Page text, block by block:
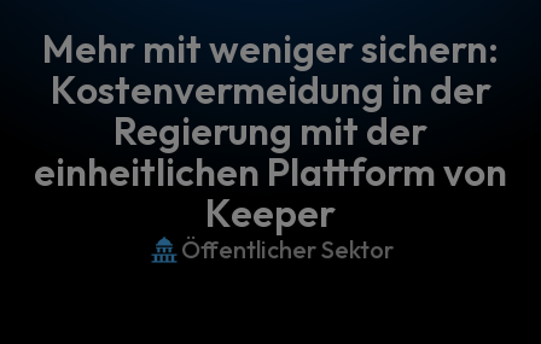
Mehr mit weniger sichern:
Kostenvermeidung in der
Regierung mit der
einheitlichen Plattform von
Keeper
Öffentlicher Sektor